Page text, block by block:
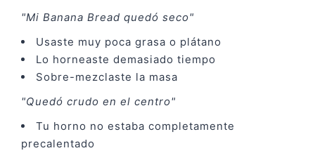
"Mi Banana Bread quedó seco"
Usaste muy poca grasa o plátano
Lo horneaste demasiado tiempo
Sobre-mezclaste la masa
"Quedó crudo en el centro"
Tu horno no estaba completamente
precalentado